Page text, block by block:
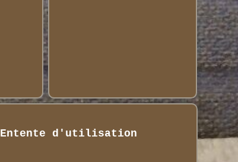
Entente d'utilisation